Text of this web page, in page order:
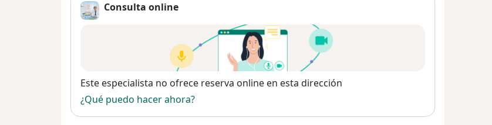
Consulta online
Disponibilidad
Este especialista no ofrece reserva online en esta dirección
¿Qué puedo hacer ahora?